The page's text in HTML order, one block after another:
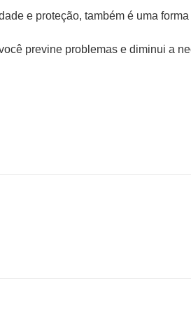
e proteção, também é uma
previne problemas e diminui a